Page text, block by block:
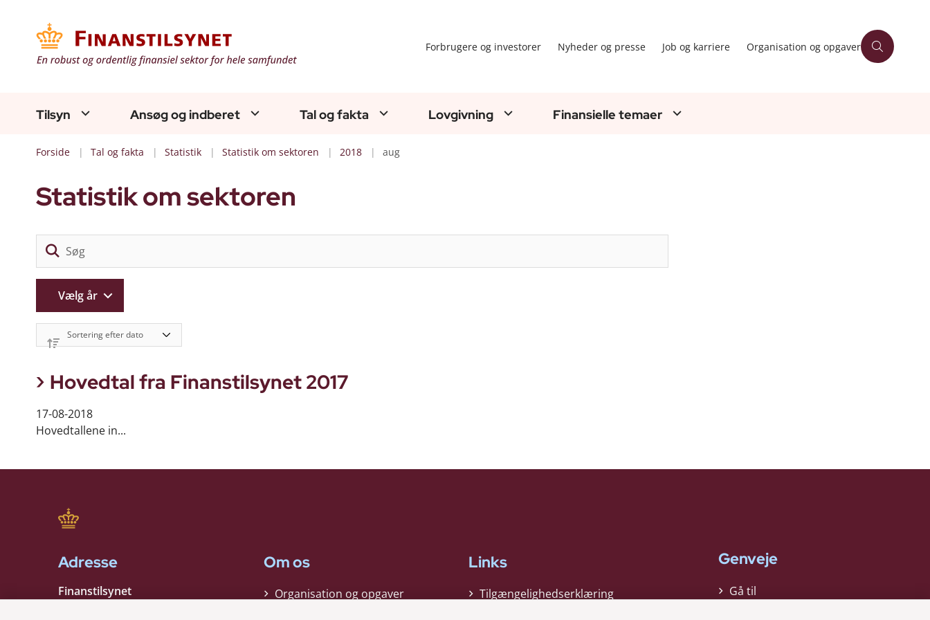
Forbrugere og investorer Nyheder og presse Job og karriere Organisation og opgaver
Tilsyn Ansøg og indberet Tal og fakta Lovgivning Finansielle temaer
Forside Tal og fakta Statistik Statistik om sektoren 2018 aug
Statistik om sektoren
Vælg år
Hovedtal fra Finanstilsynet 2017
17-08-2018
Hovedtallene in...
Adresse
Finanstilsynet
Om os
Organisation og opgaver
Links
Tilgængelighedserklæring
Genveje
Gå til